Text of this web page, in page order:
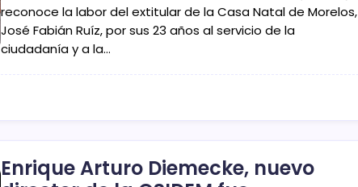
reconoce la labor del extitular de la Casa Natal de Morelos,
José Fabián Ruíz, por sus 23 años al servicio de la
ciudadanía y a la…
Enrique Arturo Diemecke, nuevo